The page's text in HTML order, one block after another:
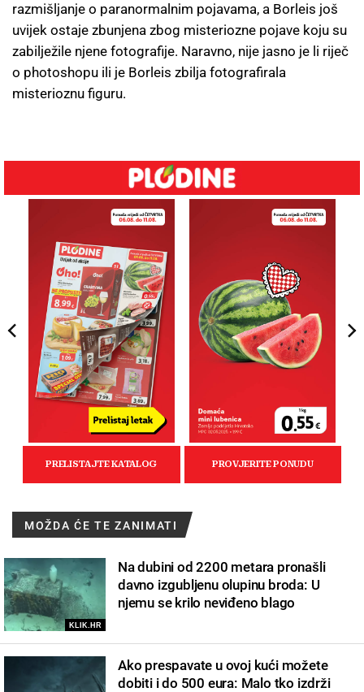
razmišljanje o paranormalnim pojavama, a Borleis još
uvijek ostaje zbunjena zbog misteriozne pojave koju su
zabilježile njene fotografije. Naravno, nije jasno je li riječ
o photoshopu ili je Borleis zbilja fotografirala
misterioznu figuru.
MOŽDA ĆE TE ZANIMATI
KLIK.HR
Na dubini od 2200 metara pronašli
davno izgubljenu olupinu broda: U
njemu se krilo neviđeno blago
Ako prespavate u ovoj kući možete
dobiti i do 500 eura: Malo tko izdrži